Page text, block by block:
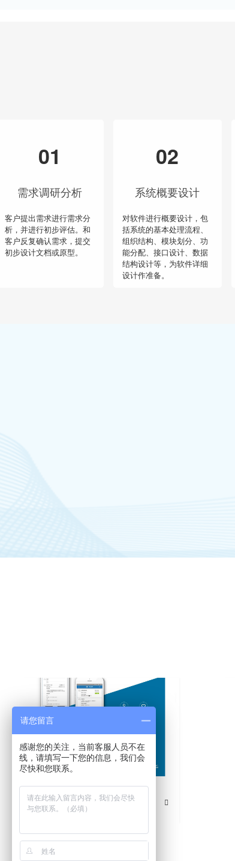
01
需求调研分析
客户提出需求进行需求分
析，并进行初步评估。和
客户反复确认需求，提交
初步设计文档或原型。
02
系统概要设计
对软件进行概要设计，包
括系统的基本处理流程、
组织结构、模块划分、功
能分配、接口设计、数据
结构设计等，为软件详细
设计作准备。
OA系统软件
请您留言
感谢您的关注，当前客服人员不在
线，请填写一下您的信息，我们会
尽快和您联系。